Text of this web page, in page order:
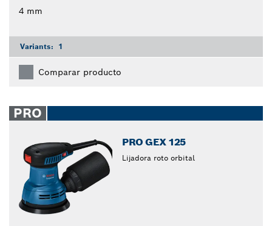
4 mm
Variants: 1
Comparar producto
PRO
PRO GEX 125
Lijadora roto orbital